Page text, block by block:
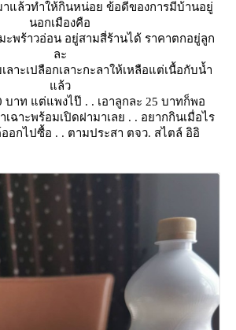
แล้วทำให้กินหน่อย ข้อดีของการมีบ้านอยู่
นอกเมืองคือ
พร้าวอ่อน อยู่สามสี่ร้านได้ ราคาตกอยู่ลูก
ละ
ลาะเปลือกเลาะกะลาให้เหลือแต่เนื้อกับน้ำ
ล้ว
บาท แต่แพงไป๊ . . เอาลูกละ 25 บาทก็พอ
ฉาะพร้อมเปิดฝามาเลย . . อยากกินเมื่อไร
อกไปซื้อ . . ตามประสา ตจว. สไตล์ อิอิ